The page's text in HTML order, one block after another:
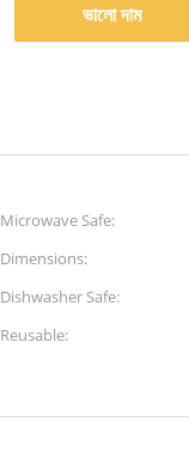
ভালো দাম
Microwave Safe:
Dimensions:
Dishwasher Safe:
Reusable: